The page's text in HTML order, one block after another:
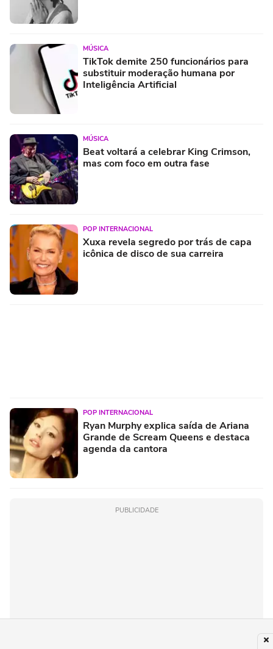
MÚSICA
TikTok demite 250 funcionários para
substituir moderação humana por
Inteligência Artificial
MÚSICA
Beat voltará a celebrar King Crimson,
mas com foco em outra fase
POP INTERNACIONAL
Xuxa revela segredo por trás de capa
icônica de disco de sua carreira
POP INTERNACIONAL
Ryan Murphy explica saída de Ariana
Grande de Scream Queens e destaca
agenda da cantora
PUBLICIDADE